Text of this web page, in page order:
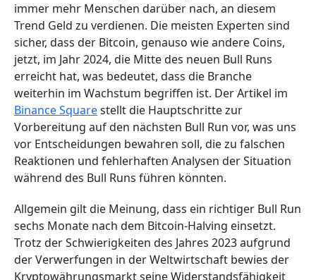
immer mehr Menschen darüber nach, an diesem
Trend Geld zu verdienen. Die meisten Experten sind
sicher, dass der Bitcoin, genauso wie andere Coins,
jetzt, im Jahr 2024, die Mitte des neuen Bull Runs
erreicht hat, was bedeutet, dass die Branche
weiterhin im Wachstum begriffen ist. Der Artikel im
Binance Squarestellt die Hauptschritte zur
Vorbereitung auf den nächsten Bull Run vor, was uns
vor Entscheidungen bewahren soll, die zu falschen
Reaktionen und fehlerhaften Analysen der Situation
während des Bull Runs führen könnten.
Allgemein gilt die Meinung, dass ein richtiger Bull Run
sechs Monate nach dem Bitcoin-Halving einsetzt.
Trotz der Schwierigkeiten des Jahres 2023 aufgrund
der Verwerfungen in der Weltwirtschaft bewies der
Kryptowährungsmarkt seine Widerstandsfähigkeit